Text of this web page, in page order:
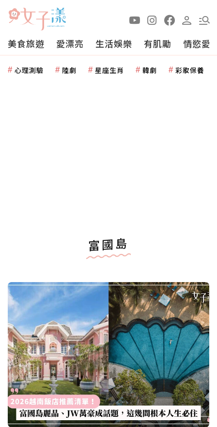
美食旅遊 愛漂亮 生活娛樂 有肌勵 情慾愛
心理測驗 陸劇 星座生肖 韓劇 彩妝保養
富國島